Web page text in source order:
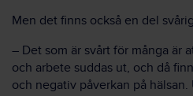
Men det finns också en del
– Det som är svårt för många är
och arbete suddas ut, och då
och negativ påverkan på